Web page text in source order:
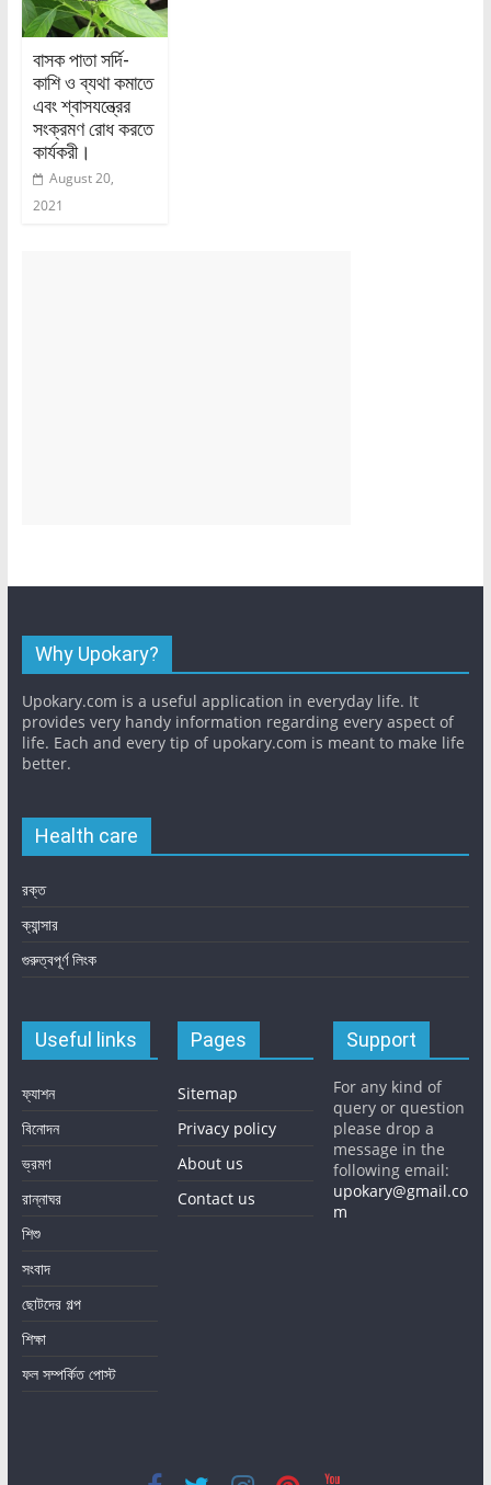
বাসক পাতা সর্দি-
কাশি ও ব্যথা কমাতে
এবং শ্বাসযন্ত্রের
সংক্রমণ রোধ করতে
কার্যকরী।
August 20,
2021
Why Upokary?
Upokary.com is a useful application in everyday life. It
provides very handy information regarding every aspect of
life. Each and every tip of upokary.com is meant to make life
better.
Health care
রক্ত
ক্যান্সার
গুরুত্বপূর্ণ লিংক
Useful links
ফ্যাশন
বিনোদন
ভ্রমণ
রান্নাঘর
শিশু
সংবাদ
ছোটদের গল্প
শিক্ষা
ফল সম্পর্কিত পোস্ট
Pages
Sitemap
Privacy policy
About us
Contact us
Support
For any kind of
query or question
please drop a
message in the
following email:
upokary@gmail.co
m